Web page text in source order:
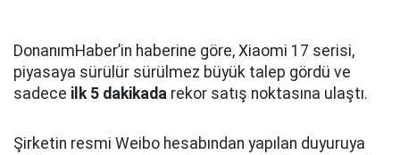
DonanımHaber’in haberine göre, Xiaomi 17 serisi,
piyasaya sürülür sürülmez büyük talep gördü ve
sadece ilk 5 dakikada rekor satış noktasına ulaştı.
Şirketin resmi Weibo hesabından yapılan duyuruya